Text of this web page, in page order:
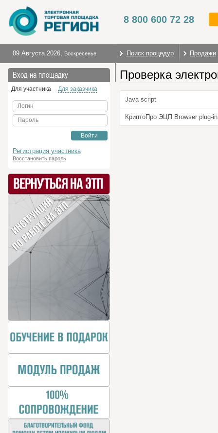
8 800 600 72 28
09 Августа 2026, Воскресенье Поиск процедур Продажи
На главную
Вход на площадку
Для участника Для заказчика
Логин
Пароль
Войти
Регистрация участника
Восстановить пароль
Проверка
Java script
КриптоПро ЭЦП Browser plug-in